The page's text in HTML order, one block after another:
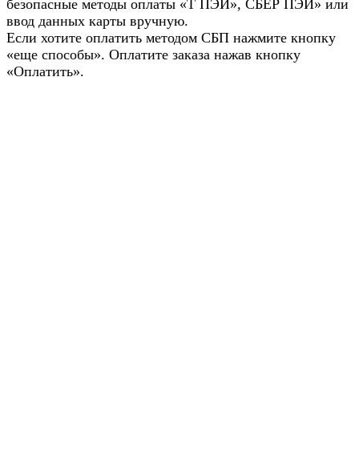
безопасные методы оплаты «Т ПЭЙ», СБЕР ПЭЙ» или
ввод данных карты вручную.
Если хотите оплатить методом СБП нажмите кнопку
«еще способы». Оплатите заказа нажав кнопку
«Оплатить».